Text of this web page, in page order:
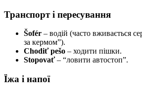
Транспорт і пересування
Šofér – водій (часто вживається
за кермом”).
Chodiť pešo – ходити пішки.
Stopovať– “ловити автостоп”.
Їжа і напої